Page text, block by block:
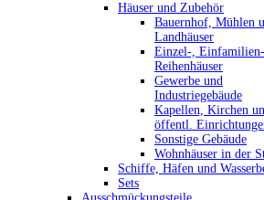
Häuser und Zubehör
Bauernhof, Mühlen
Landhäuser
Einzel-,
Reihenhäuser
Gewerbe und
Industriegebäude
Kapellen, Kirchen
öffentl.
Sonstige Gebäude
Wohnhäuser in der
Schiffe, Häfen und
Sets